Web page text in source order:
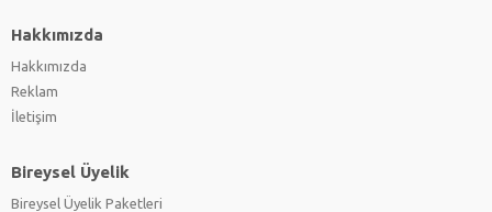
Hakkımızda
Hakkımızda
Reklam
İletişim
Bireysel Üyelik
Bireysel Üyelik Paketleri